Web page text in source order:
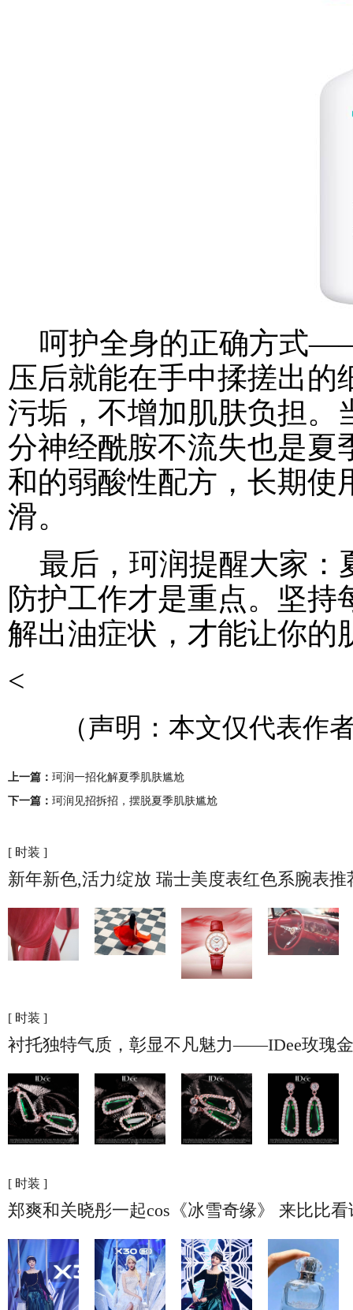
呵护全身的正确方式
压后就能在手中揉搓出的
污垢，不增加肌肤负担。
分神经酰胺不流失也是夏
和的弱酸性配方，长期使
滑。
最后，珂润提醒大家：
防护工作才是重点。坚持
解出油症状，才能让你的
<
（声明：本文仅代表作者
上一篇： 珂润一招化解夏季肌肤尴尬
下一篇： 珂润见招拆招，摆脱夏季肌肤尴尬
[ 时装 ]
新年新色,活力绽放 瑞士美度表红色系腕表推
[ 时装 ]
衬托独特气质，彰显不凡魅力——IDee玫瑰
[ 时装 ]
郑爽和关晓彤一起cos《冰雪奇缘》 来比比